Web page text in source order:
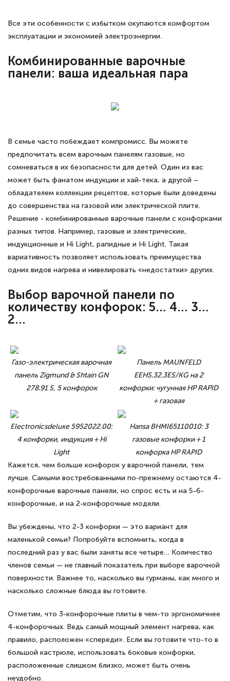
Все эти особенности с избытком окупаются комфортом
эксплуатации и экономией электроэнергии.
Комбинированные варочные
панели: ваша идеальная пара
В семье часто побеждает компромисс. Вы можете
предпочитать всем варочным панелям газовые, но
сомневаться в их безопасности для детей. Один из вас
может быть фанатом индукции и хай-тека, а другой –
обладателем коллекции рецептов, которые были доведены
до совершенства на газовой или электрической плите.
Решение - комбинированные варочные панели с конфорками
разных типов. Например, газовые и электрические,
индукционные и Hi Light, рапидные и Hi Light. Такая
вариативность позволяет использовать преимущества
одних видов нагрева и нивелировать «недостатки» других.
Выбор варочной панели по
количеству конфорок: 5… 4… 3…
2…
Газо-электрическая варочная
панель Zigmund & Shtain GN
278.91 S, 5 конфорок
Панель MAUNFELD
EEHS.32.3ES/KG на 2
конфорки: чугунная HP RAPID
+ газовая
Electronicsdeluxe 5952022.00:
4 конфорки, индукция + Hi
Light
Hansa BHMI65110010: 3
газовые конфорки + 1
конфорка HP RAPID
Кажется, чем больше конфорок у варочной панели, тем
лучше. Самыми востребованными по-прежнему остаются 4-
конфорочные варочные панели, но спрос есть и на 5-6-
конфорочные, и на 2-конфорочные модели.
Вы убеждены, что 2-3 конфорки — это вариант для
маленькой семьи? Попробуйте вспомнить, когда в
последний раз у вас были заняты все четыре… Количество
членов семьи — не главный показатель при выборе варочной
поверхности. Важнее то, насколько вы гурманы, как много и
насколько сложные блюда вы готовите.
Отметим, что 3-конфорочные плиты в чем-то эргономичнее
4-конфорочных. Ведь самый мощный элемент нагрева, как
правило, расположен «спереди». Если вы готовите что-то в
большой кастрюле, использовать боковые конфорки,
расположенные слишком близко, может быть очень
неудобно.